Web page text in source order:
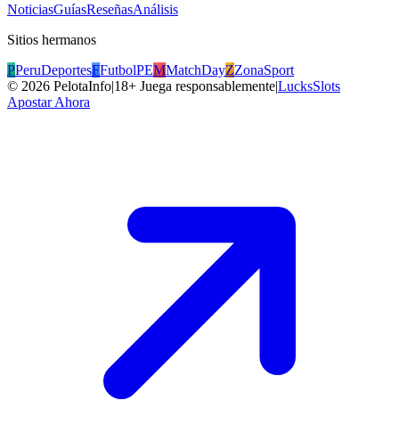
NoticiasGuíasReseñasAnálisis
Sitios hermanos
PPeruDeportesFFutbolPEMMatchDayZZonaSport
© 2026 PelotaInfo|18+ Juega responsablemente|LucksSlots
Apostar Ahora